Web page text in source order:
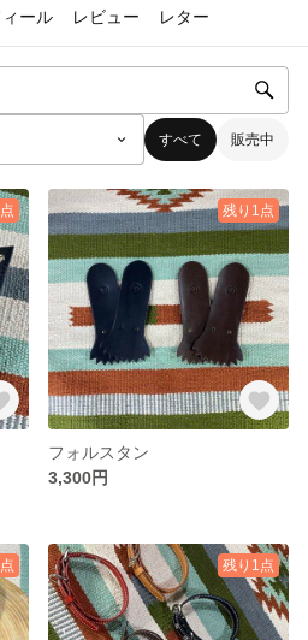
ール レビュー レター
すべて 販売中
残り1点
フォルスタン
3,300円
残り1点